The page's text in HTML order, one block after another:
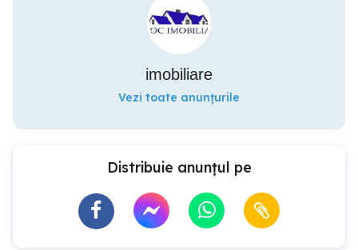
imobiliare
Vezi toate anunțurile
Distribuie anunțul pe